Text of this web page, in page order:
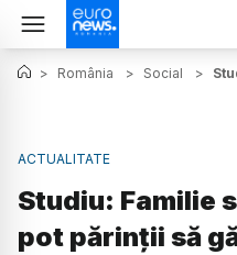
> România > Social >
ACTUALITATE
Studiu: Familie
pot părinții să